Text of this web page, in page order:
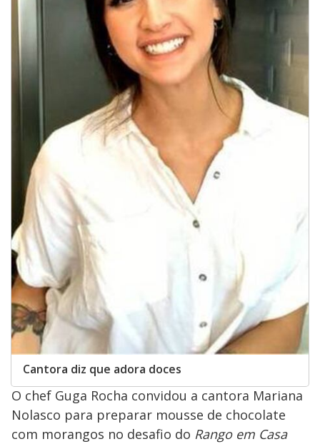
Cantora diz que adora doces
O chef Guga Rocha convidou a cantora Mariana
Nolasco para preparar mousse de chocolate
com morangos no desafio do Rango em Casa